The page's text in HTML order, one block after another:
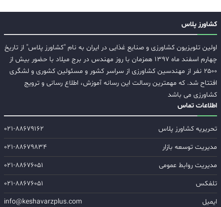
کشاورز پلاس
اولین تلویزیون کشاورزی و صنایع غذایی در ایران به نام "کشاورز پلاس" از تاریخ
چهارم اسفند ماه ۱۳۹۷ همزمان با روز مهندس در برج میلاد با حضور بیش از
۲۵۰۰ نفر از مهندسین کشاورزی از سراسر کشور و مسئولین کشوری و لشگری
افتتاح شد. که مهمترین رسالت این رسانه آموزش، اطلاع رسانی و ترویج
کشاورزی می باشد
اطلاعات تماس
تحریریه کشاورز پلاس
۰۲۱-۸۸۶۷۹۱۶۲
مدیریت توسعه بازار
۰۲۱-۸۸۶۷۹۸۳۴
مدیریت روابط عمومی
۰۲۱-۸۸۶۷۶۰۵۱
تلفکس
۰۲۱-۸۸۶۷۶۰۵۱
ایمیل
info@keshavarzplus.com